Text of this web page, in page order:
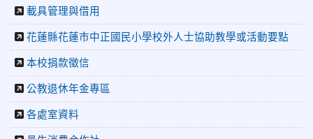
球錦標賽 榮獲亞軍！
2026-04-09
賀! 本校中正國小115年度(1~3年級)健康
促進繪畫比賽優勝名單
2026-04-08
榮譽
2026-07-23 榮譽
115年度花蓮縣第七屆太平洋盃X華紙公
益盃PTWA全國自走車競賽AI素養競賽榮獲銅牌
2026-07-21
榮譽
載具管理與借用
花蓮縣花蓮市中正國民小學校外人士協助教學或活動要點
本校捐款徵信
公教退休年金專區
各處室資料